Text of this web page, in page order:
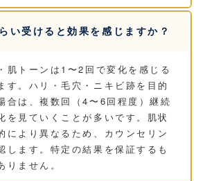
い受けると効果を感じますか？
肌トーンは1〜2回で変化を感じる
す。ハリ・毛穴・ニキビ跡を目的
合は、複数回（4〜6回程度）継続
を見ていくことが多いです。肌状
により異なるため、カウンセリン
します。特定の結果を保証するも
りません。